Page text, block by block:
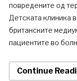
повредените од
Детската клиника
британските
пациентите во
Continue